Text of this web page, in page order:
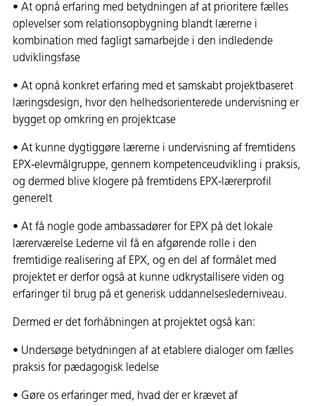
• At opnå erfaring med betydningen af at prioritere fælles
oplevelser som relationsopbygning blandt lærerne i
kombination med fagligt samarbejde i den indledende
udviklingsfase
• At opnå konkret erfaring med et samskabt projektbaseret
læringsdesign, hvor den helhedsorienterede undervisning er
bygget op omkring en projektcase
• At kunne dygtiggøre lærerne i undervisning af fremtidens
EPX-elevmålgruppe, gennem kompetenceudvikling i praksis,
og dermed blive klogere på fremtidens EPX-lærerprofil
generelt
• At få nogle gode ambassadører for EPX på det lokale
lærerværelse Lederne vil få en afgørende rolle i den
fremtidige realisering af EPX, og en del af formålet med
projektet er derfor også at kunne udkrystallisere viden og
erfaringer til brug på et generisk uddannelseslederniveau.
Dermed er det forhåbningen at projektet også kan:
• Undersøge betydningen af at etablere dialoger om fælles
praksis for pædagogisk ledelse
• Gøre os erfaringer med, hvad der er krævet af